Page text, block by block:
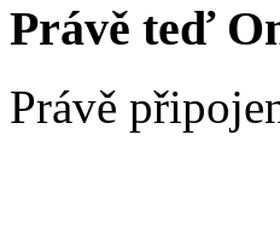
Právě teď
Právě